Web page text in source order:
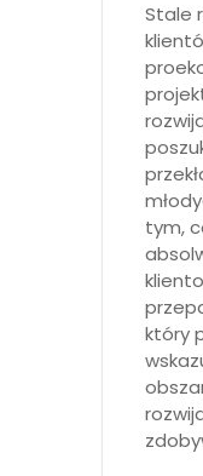
Stale
tym,
który